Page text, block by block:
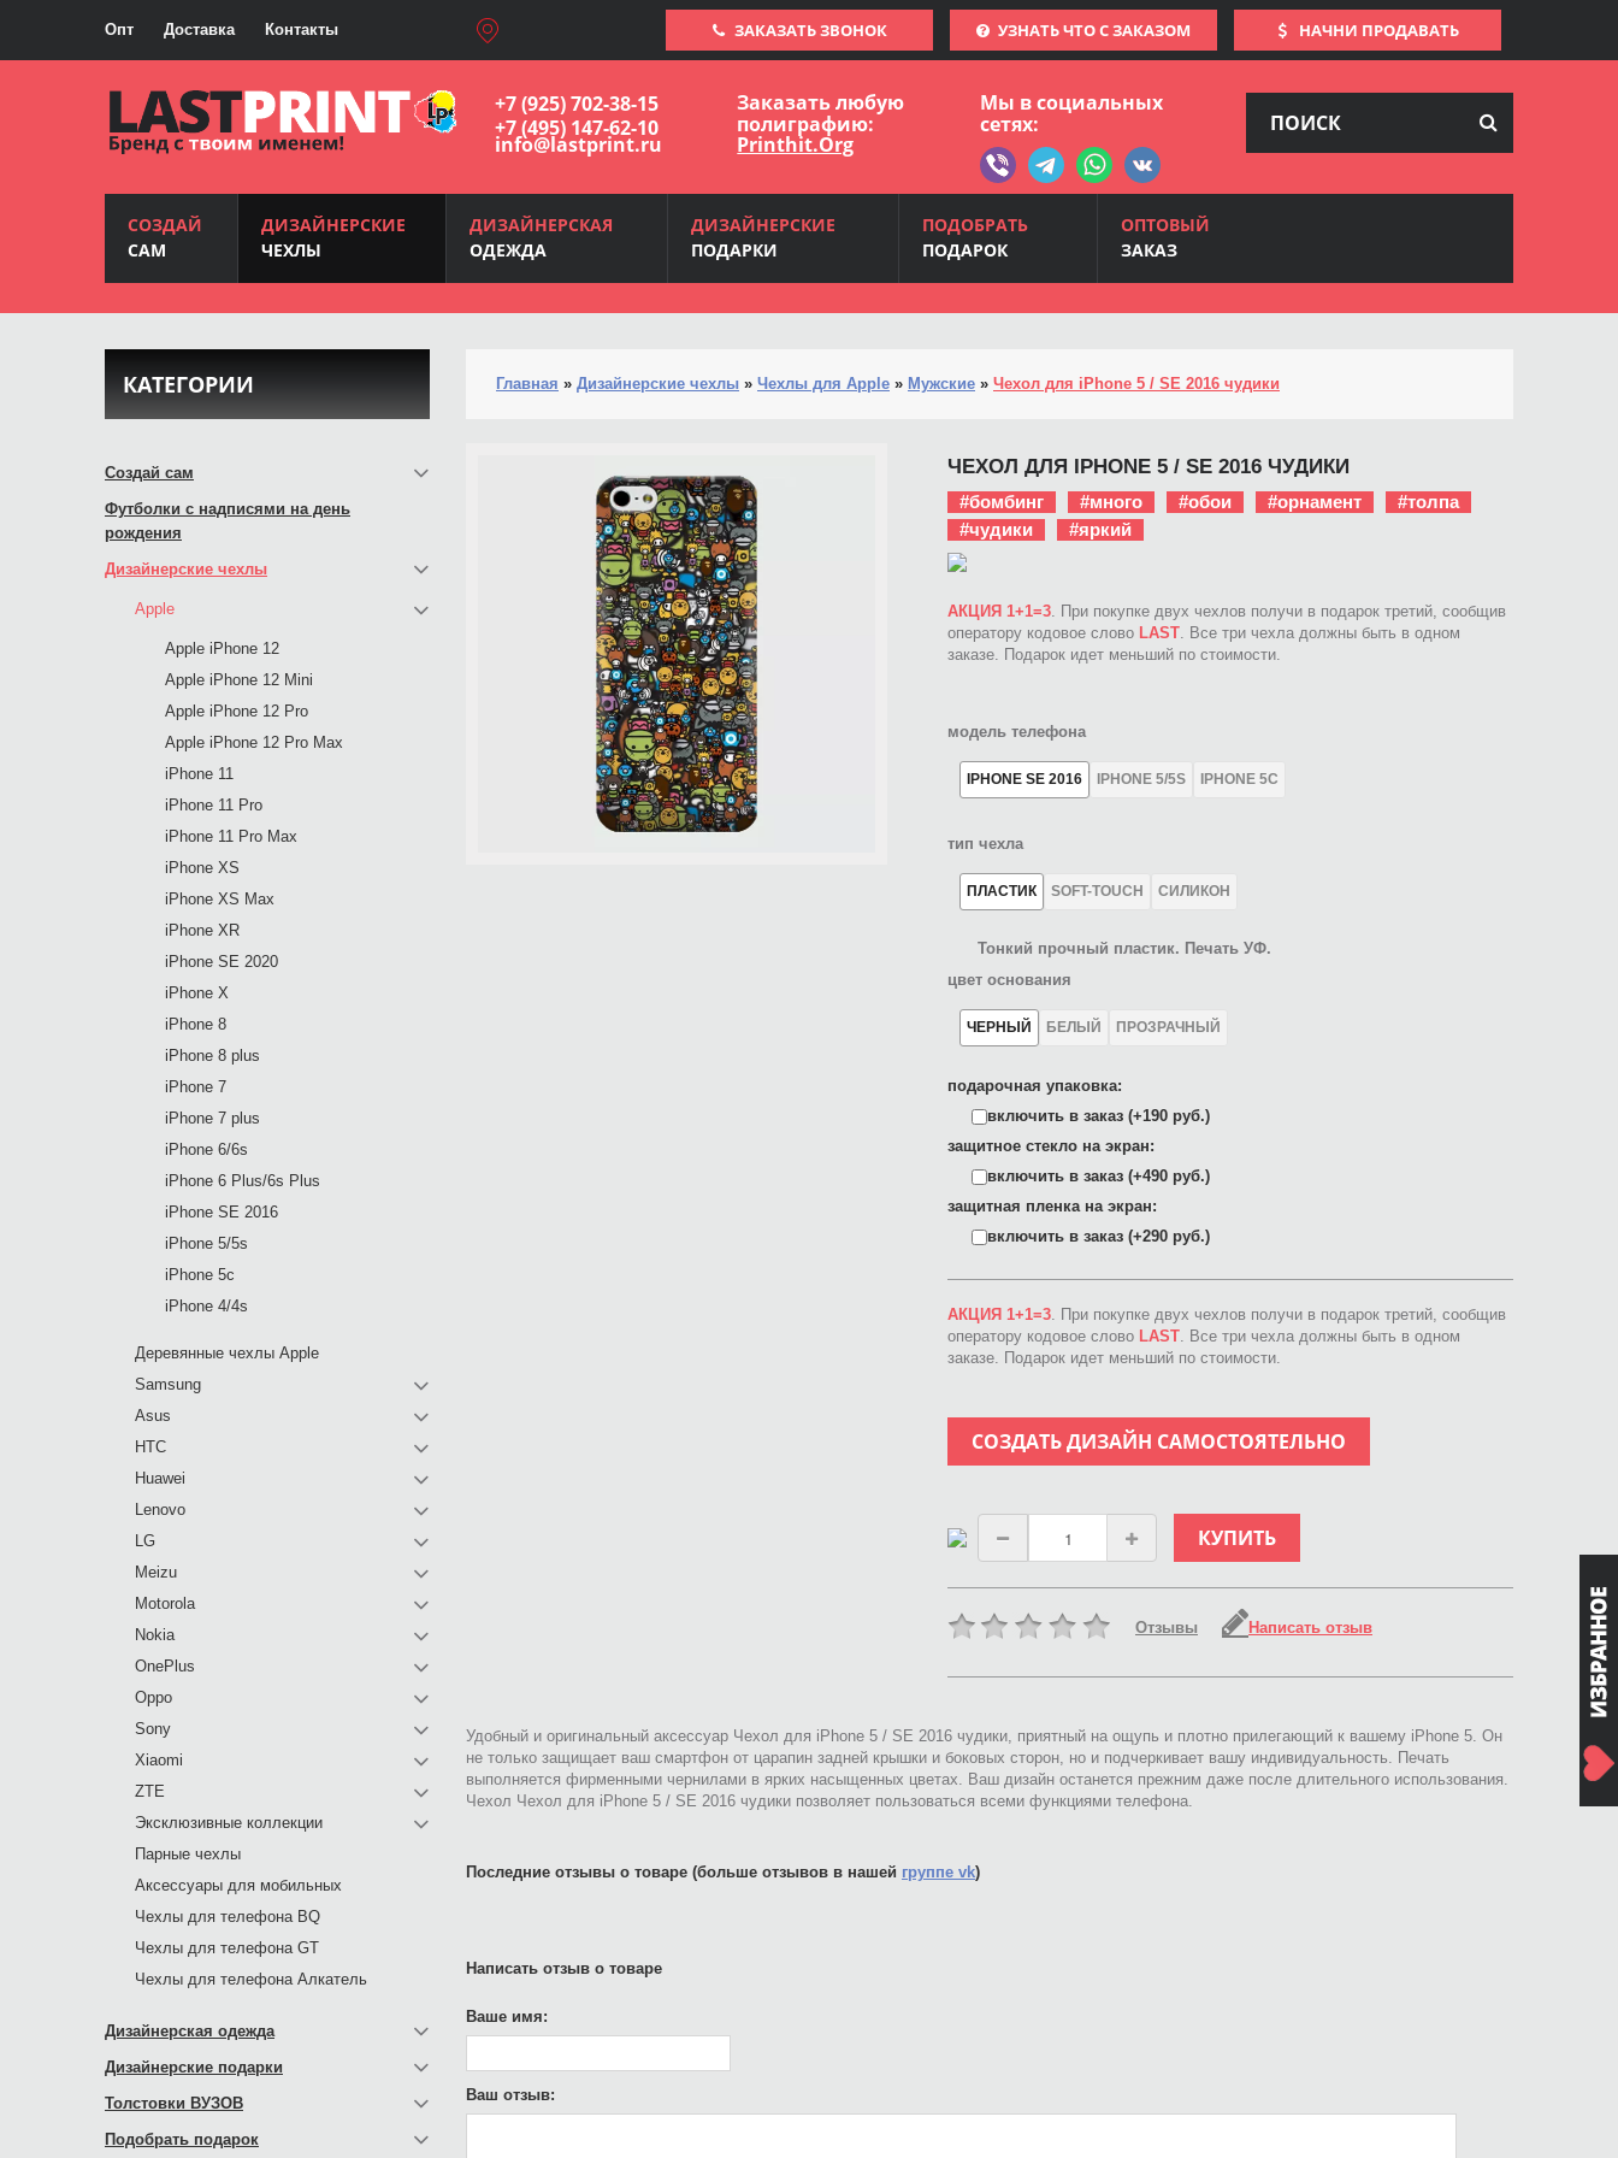
Опт Доставка Контакты ЗАКАЗАТЬ ЗВОНОК УЗНАТЬ ЧТО С ЗАКАЗОМ НАЧНИ ПРОДАВАТЬ
+7 (925) 702-38-15
+7 (495) 147-62-10
info@lastprint.ru
Заказать любую
полиграфию:
Printhit.Org
Мы в социальных
сетях:
СОЗДАЙ
САМ
ДИЗАЙНЕРСКИЕ
ЧЕХЛЫ
ДИЗАЙНЕРСКАЯ
ОДЕЖДА
ДИЗАЙНЕРСКИЕ
ПОДАРКИ
ПОДОБРАТЬ
ПОДАРОК
ОПТОВЫЙ
ЗАКАЗ
Главная » Дизайнерские чехлы » Чехлы для Apple » Мужские » Чехол для iPhone 5 / SE 2016 чудики
ЧЕХОЛ ДЛЯ IPHONE 5 / SE 2016 ЧУДИКИ
#бомбинг #много #обои #орнамент
#толпа
#чудики
#яркий
АКЦИЯ 1+1=3. При покупке двух чехлов получи в подарок третий, сообщив
оператору кодовое слово LAST. Все три чехла должны быть в одном
заказе. Подарок идет меньший по стоимости.
модель телефона
IPHONE SE 2016 IPHONE 5/5S IPHONE 5C
тип чехла
ПЛАСТИК SOFT-TOUCH СИЛИКОН
Тонкий прочный пластик. Печать УФ.
цвет основания
ЧЕРНЫЙ БЕЛЫЙ ПРОЗРАЧНЫЙ
подарочная упаковка:
включить в заказ (+190 руб.)
защитное стекло на экран:
включить в заказ (+490 руб.)
защитная пленка на экран:
включить в заказ (+290 руб.)
АКЦИЯ 1+1=3. При покупке двух чехлов получи в подарок третий, сообщив
оператору кодовое слово LAST. Все три чехла должны быть в одном
заказе. Подарок идет меньший по стоимости.
СОЗДАТЬ ДИЗАЙН САМОСТОЯТЕЛЬНО
КУПИТЬ
Отзывы Написать отзыв
Удобный и оригинальный аксессуар Чехол для iPhone 5 / SE 2016 чудики, приятный на ощупь и плотно прилегающий к вашему iPhone 5. Он
не только защищает ваш смартфон от царапин задней крышки и боковых сторон, но и подчеркивает вашу индивидуальность. Печать
выполняется фирменными чернилами в ярких насыщенных цветах. Ваш дизайн останется прежним даже после длительного использования.
Чехол Чехол для iPhone 5 / SE 2016 чудики позволяет пользоваться всеми функциями телефона.
Последние отзывы о товаре (больше отзывов в нашей группе vk)
Написать отзыв о товаре
Ваше имя:
Ваш отзыв:
КАТЕГОРИИ
Создай сам
Футболки с надписями на день
рождения
Дизайнерские чехлы
Apple
Apple iPhone 12
Apple iPhone 12 Mini
Apple iPhone 12 Pro
Apple iPhone 12 Pro Max
iPhone 11
iPhone 11 Pro
iPhone 11 Pro Max
iPhone XS
iPhone XS Max
iPhone XR
iPhone SE 2020
iPhone X
iPhone 8
iPhone 8 plus
iPhone 7
iPhone 7 plus
iPhone 6/6s
iPhone 6 Plus/6s Plus
iPhone SE 2016
iPhone 5/5s
iPhone 5c
iPhone 4/4s
Деревянные чехлы Apple
Samsung
Asus
HTC
Huawei
Lenovo
LG
Meizu
Motorola
Nokia
OnePlus
Oppo
Sony
Xiaomi
ZTE
Эксклюзивные коллекции
Парные чехлы
Аксессуары для мобильных
Чехлы для телефона BQ
Чехлы для телефона GT
Чехлы для телефона Алкатель
Дизайнерская одежда
Дизайнерские подарки
Толстовки ВУЗОВ
Подобрать подарок